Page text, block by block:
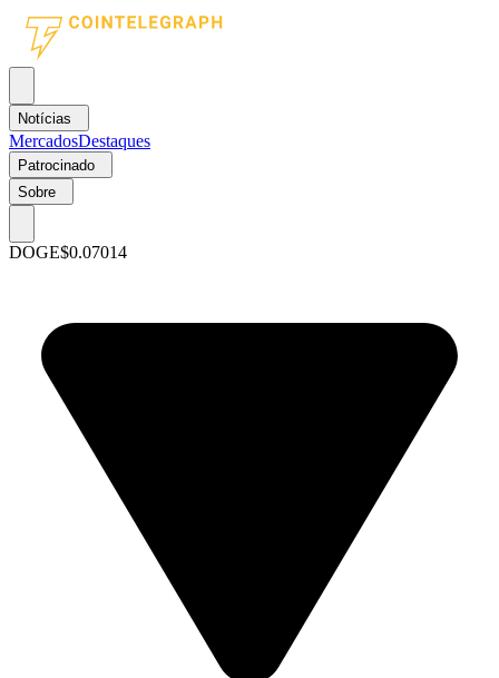
Notícias
MercadosDestaques
Patrocinado
Sobre
DOGE$0.07014